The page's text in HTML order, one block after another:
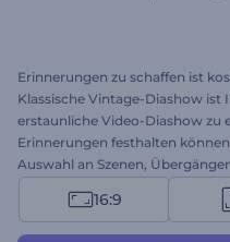
Erinnerungen zu schaffen ist
Klassische Vintage-Diashow ist
erstaunliche Video-Diashow zu
Erinnerungen festhalten
Auswahl an Szenen,
inspirieren. Laden Sie einfach
hinzu und erstellen Sie in
16:9